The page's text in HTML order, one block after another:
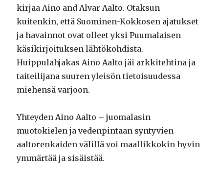
kirjaa Aino and Alvar Aalto. Otaksun
kuitenkin, että Suominen-Kokkosen ajatukset
ja havainnot ovat olleet yksi Puumalaisen
käsikirjoituksen lähtökohdista.
Huippulahjakas Aino Aalto jäi arkkitehtina ja
taiteilijana suuren yleisön tietoisuudessa
miehensä varjoon.
Yhteyden Aino Aalto – juomalasin
muotokielen ja vedenpintaan syntyvien
aaltorenkaiden välillä voi maallikkokin hyvin
ymmärtää ja sisäistää.